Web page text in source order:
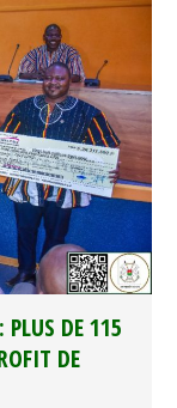
PLUS DE 115
DE